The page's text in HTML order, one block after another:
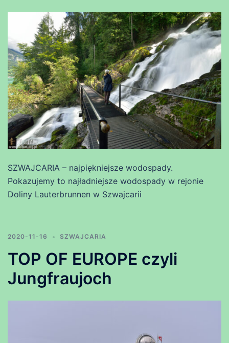
SZWAJCARIA – najpiękniejsze wodospady.
Pokazujemy to najładniejsze wodospady w rejonie
Doliny Lauterbrunnen w Szwajcarii
2020-11-16 SZWAJCARIA
TOP OF EUROPE czyli
Jungfraujoch